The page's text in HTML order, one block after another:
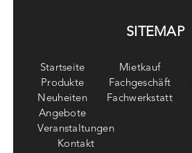
SITEMAP
Startseite
Produkte
Neuheiten
Angebote
Mietkauf
Fachgeschäft
Fachwerkstatt
Veranstaltungen
Kontakt